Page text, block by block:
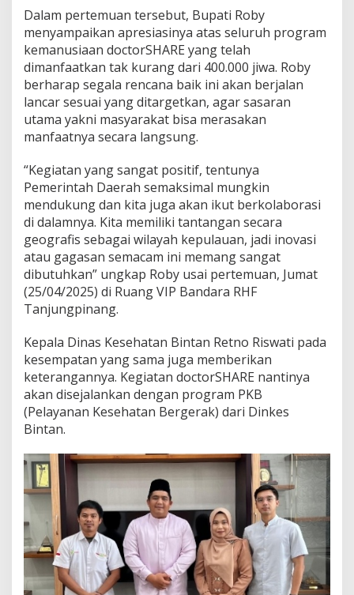
e
s
i
a
i
s
H
i
n
g
a
O
p
e
r
a
s
i
t
i
s
Dalam pertemuan tersebut, Bupati Roby
menyampaikan apresiasinya atas seluruh program
kemanusiaan doctorSHARE yang telah
dimanfaatkan tak kurang dari 400.000 jiwa. Roby
berharap segala rencana baik ini akan berjalan
lancar sesuai yang ditargetkan, agar sasaran
utama yakni masyarakat bisa merasakan
manfaatnya secara langsung.
“Kegiatan yang sangat positif, tentunya
Pemerintah Daerah semaksimal mungkin
mendukung dan kita juga akan ikut berkolaborasi
di dalamnya. Kita memiliki tantangan secara
geografis sebagai wilayah kepulauan, jadi inovasi
atau gagasan semacam ini memang sangat
dibutuhkan” ungkap Roby usai pertemuan, Jumat
(25/04/2025) di Ruang VIP Bandara RHF
Tanjungpinang.
Kepala Dinas Kesehatan Bintan Retno Riswati pada
kesempatan yang sama juga memberikan
keterangannya. Kegiatan doctorSHARE nantinya
akan disejalankan dengan program PKB
(Pelayanan Kesehatan Bergerak) dari Dinkes
Bintan.